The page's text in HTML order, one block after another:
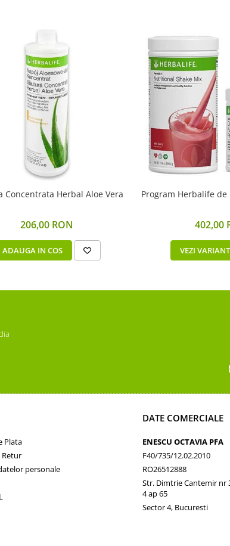
Bautura Concentrata Herbal Aloe Vera
206,00 RON
ADAUGA IN COS
Program Herbalife
402,00
VEZI
Plata
Retur
personale
DATE COMERCIALE
ENESCU OCTAVIA PFA
F40/735/12.02.2010
RO26512888
Str. Dimtrie Cantemir nr
4 ap 65
Sector 4, Bucuresti